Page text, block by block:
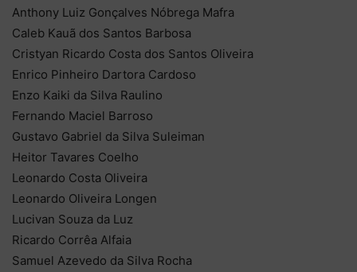
Anthony Luiz Gonçalves Nóbrega Mafra
Caleb Kauã dos Santos Barbosa
Cristyan Ricardo Costa dos Santos Oliveira
Enrico Pinheiro Dartora Cardoso
Enzo Kaiki da Silva Raulino
Fernando Maciel Barroso
Gustavo Gabriel da Silva Suleiman
Heitor Tavares Coelho
Leonardo Costa Oliveira
Leonardo Oliveira Longen
Lucivan Souza da Luz
Ricardo Corrêa Alfaia
Samuel Azevedo da Silva Rocha